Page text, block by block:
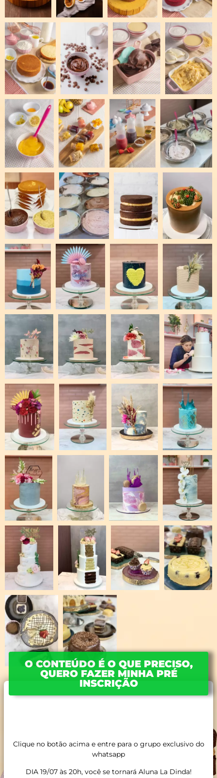
O CONTEÚDO É O QUE PRECISO,
QUERO FAZER MINHA PRÉ
INSCRIÇÃO
Clique no botão acima e entre para o grupo exclusivo do
whatsapp
DIA 19/07 às 20h, você se tornará Aluna La Dinda!